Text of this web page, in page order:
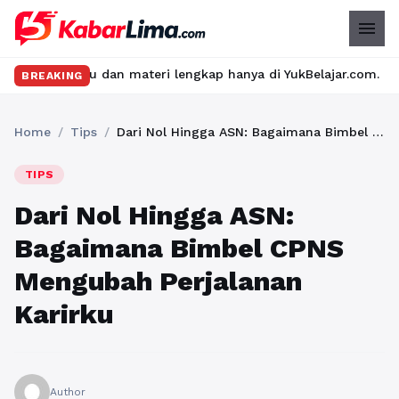
menu
BREAKING
dan materi lengkap hanya di YukBelajar.com. Mulai
Home / Tips / Dari Nol Hingga ASN: Bagaimana Bimbel CPNS Mengubah Perjalanan Karirku
TIPS
Dari Nol Hingga ASN:
Bagaimana Bimbel CPNS
Mengubah Perjalanan
Karirku
Author